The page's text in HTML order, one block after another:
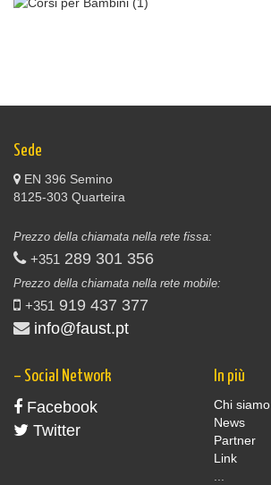
Sede
EN 396 Semino
8125-303 Quarteira
Prezzo della chiamata nella rete fissa:
+351 289 301 356
Prezzo della chiamata nella rete mobile:
+351 919 437 377
info@faust.pt
– Social Network
Facebook
Twitter
In più
Chi siamo
News
Partner
Link
...